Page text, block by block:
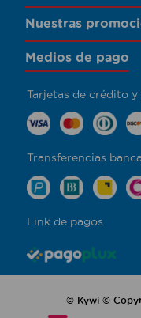
Nuestras
Medios de pago
Tarjetas de crédito
Transferencias
Link de pagos
© Kywi ©